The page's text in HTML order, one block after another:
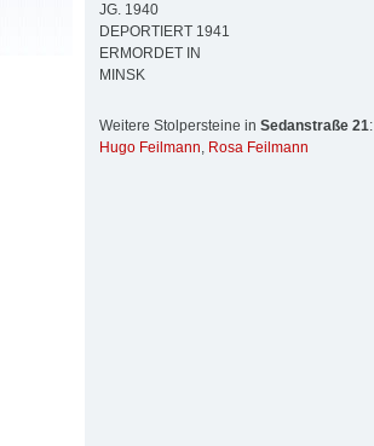
JG. 1940
DEPORTIERT 1941
ERMORDET IN
MINSK
Weitere Stolpersteine in Sedanstraße 21:
Hugo Feilmann, Rosa Feilmann